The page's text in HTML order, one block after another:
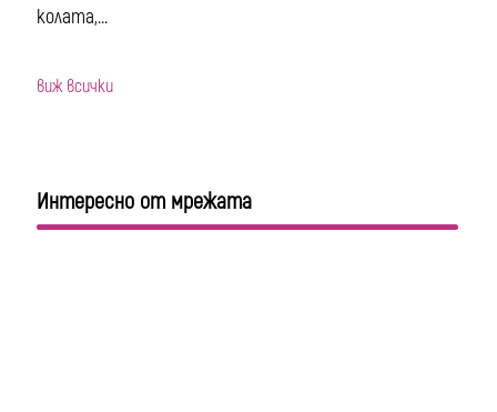
колата,...
виж всички
Интересно от мрежата